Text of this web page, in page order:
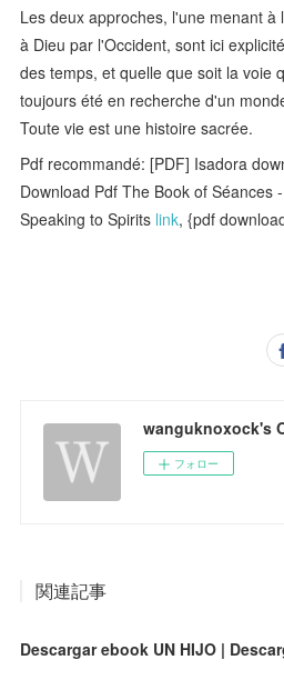
Les deux approches, l'une menant
à Dieu par l'Occident, sont ici
des temps, et quelle que soit la voie
toujours été en recherche d'un
Toute vie est une histoire sacrée.
Pdf recommandé: [PDF] Isadora
Download Pdf The Book of Séances
Speaking to Spirits link, {pdf
wanguknoxock's
フォロー
関連記事